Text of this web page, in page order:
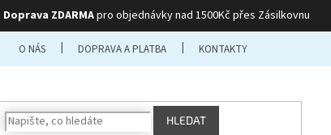
Doprava ZDARMApro objednávky nad 1500Kč přes Zásilkovnu
O NÁS DOPRAVA A PLATBA KONTAKTY
HLEDAT